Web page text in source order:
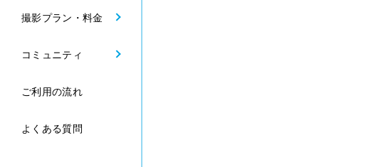
撮影プラン・料金
コミュニティ
ご利用の流れ
よくある質問